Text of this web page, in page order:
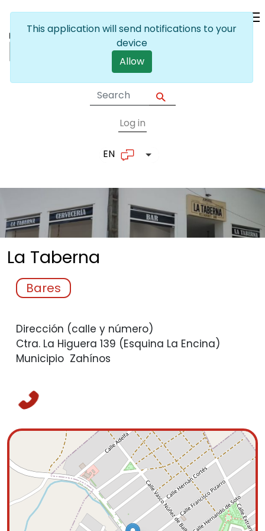
User account
Log in
EN List additional actions
La Taberna
Bares
Dirección (calle y número)
Ctra. La Higuera 139 (Esquina La Encina)
Municipio Zahínos
This application will send notifications to your
device
Allow